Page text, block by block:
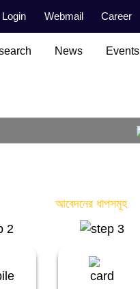
Webmail Career
News Events
আবেদনের ধাপসমূহ